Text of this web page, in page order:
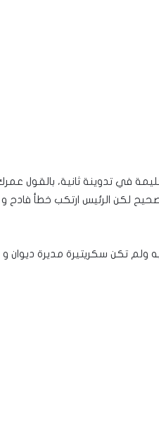
في تدوينة ثانية، بالقول
لكن الرئيس ارتكب خطأ فادح و
ولم تكن سكريتيرة مديرة ديوان